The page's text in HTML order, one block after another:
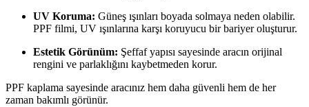
UV Koruma: Güneş ışınları boyada solmaya neden olabilir.
PPF filmi, UV ışınlarına karşı koruyucu bir bariyer oluşturur.
Estetik Görünüm: Şeffaf yapısı sayesinde aracın orijinal
rengini ve parlaklığını kaybetmeden korur.
PPF kaplama sayesinde aracınız hem daha güvenli hem de her
zaman bakımlı görünür.